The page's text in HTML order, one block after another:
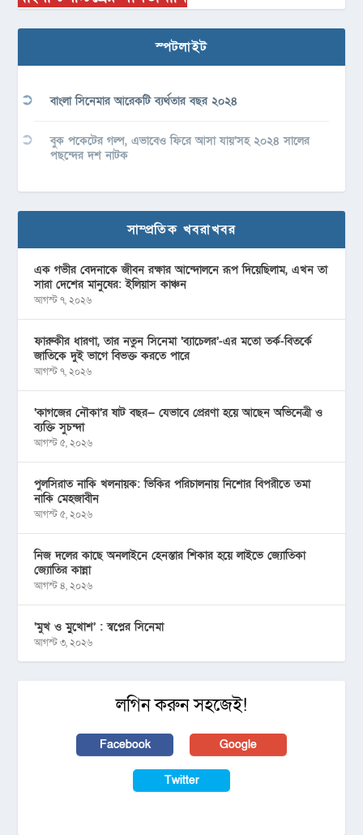
স্পটলাইট
বাংলা সিনেমার আরেকটি ব্যর্থতার বছর ২০২৪
বুক পকেটের গল্প, এভাবেও ফিরে আসা যায়’সহ ২০২৪ সালের
পছন্দের দশ নাটক
সাম্প্রতিক খবরাখবর
এক গভীর বেদনাকে জীবন রক্ষার আন্দোলনে রূপ দিয়েছিলাম, এখন তা
সারা দেশের মানুষের: ইলিয়াস কাঞ্চন
আগস্ট ৭, ২০২৬
ফারুকীর ধারণা, তার নতুন সিনেমা ‘ব্যাচেলর’-এর মতো তর্ক-বিতর্কে
জাতিকে দুই ভাগে বিভক্ত করতে পারে
আগস্ট ৭, ২০২৬
‘কাগজের নৌকা’র ষাট বছর— যেভাবে প্রেরণা হয়ে আছেন অভিনেত্রী ও
ব্যক্তি সুচন্দা
আগস্ট ৫, ২০২৬
পুলসিরাত নাকি খলনায়ক: ভিকির পরিচালনায় নিশোর বিপরীতে তমা
নাকি মেহজাবীন
আগস্ট ৫, ২০২৬
নিজ দলের কাছে অনলাইনে হেনস্তার শিকার হয়ে লাইভে জ্যোতিকা
জ্যোতির কান্না
আগস্ট ৪, ২০২৬
‘মুখ ও মু্খোশ’ : স্বপ্নের সিনেমা
আগস্ট ৩, ২০২৬
লগিন করুন সহজেই!
Facebook Google
Twitter